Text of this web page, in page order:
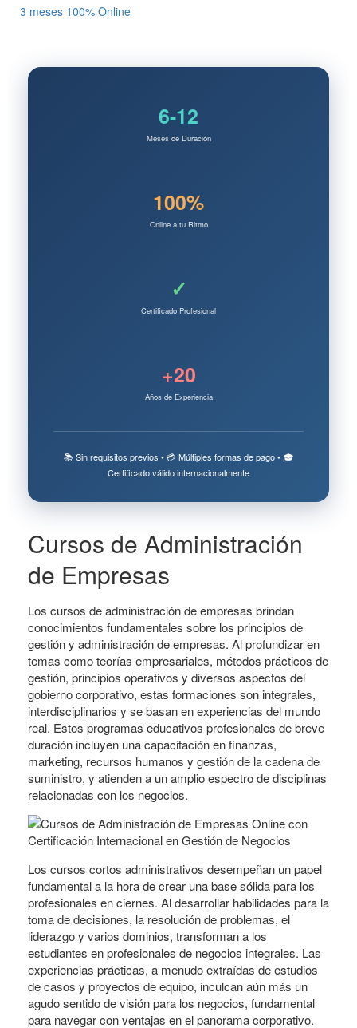
3 meses 100% Online
6-12
Meses de Duración
100%
Online a tu Ritmo
✓
Certificado Profesional
+20
Años de Experiencia
📚 Sin requisitos previos • 💳 Múltiples formas de pago • 🎓
Certificado válido internacionalmente
Cursos de Administración
de Empresas
Los cursos de administración de empresas brindan
conocimientos fundamentales sobre los principios de
gestión y administración de empresas. Al profundizar en
temas como teorías empresariales, métodos prácticos de
gestión, principios operativos y diversos aspectos del
gobierno corporativo, estas formaciones son integrales,
interdisciplinarios y se basan en experiencias del mundo
real. Estos programas educativos profesionales de breve
duración incluyen una capacitación en finanzas,
marketing, recursos humanos y gestión de la cadena de
suministro, y atienden a un amplio espectro de disciplinas
relacionadas con los negocios.
Los cursos cortos administrativos desempeñan un papel
fundamental a la hora de crear una base sólida para los
profesionales en ciernes. Al desarrollar habilidades para la
toma de decisiones, la resolución de problemas, el
liderazgo y varios dominios, transforman a los
estudiantes en profesionales de negocios integrales. Las
experiencias prácticas, a menudo extraídas de estudios
de casos y proyectos de equipo, inculcan aún más un
agudo sentido de visión para los negocios, fundamental
para navegar con ventajas en el panorama corporativo.